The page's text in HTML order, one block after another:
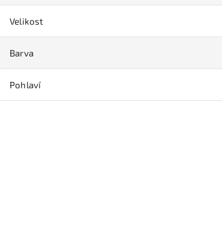
Velikost
Barva
Pohlaví